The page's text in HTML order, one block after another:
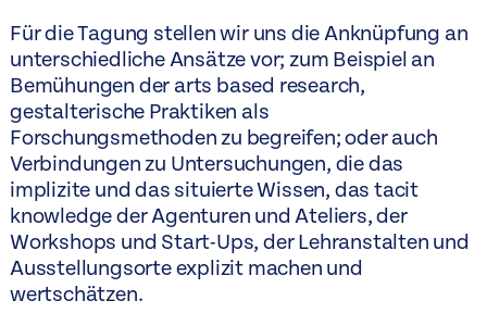
Für die Tagung stellen wir uns die Anknüpfung an
unterschiedliche Ansätze vor; zum Beispiel an
Bemühungen der arts based research,
gestalterische Praktiken als
Forschungsmethoden zu begreifen; oder auch
Verbindungen zu Untersuchungen, die das
implizite und das situierte Wissen, das tacit
knowledge der Agenturen und Ateliers, der
Workshops und Start-Ups, der Lehranstalten und
Ausstellungsorte explizit machen und
wertschätzen.